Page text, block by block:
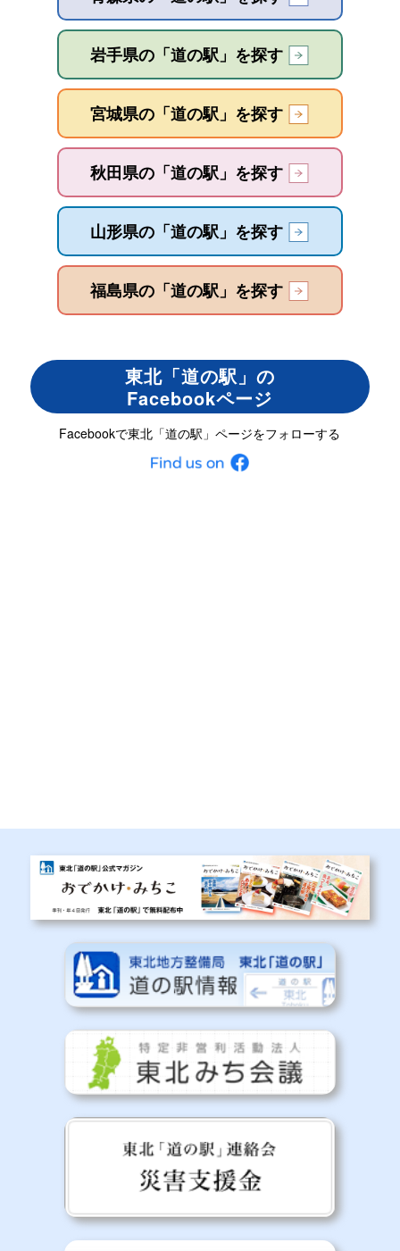
岩手県の「道の駅」を探す
宮城県の「道の駅」を探す
秋田県の「道の駅」を探す
山形県の「道の駅」を探す
福島県の「道の駅」を探す
東北「道の駅」の
Facebookページ
Facebookで東北「道の駅」ページをフォローする